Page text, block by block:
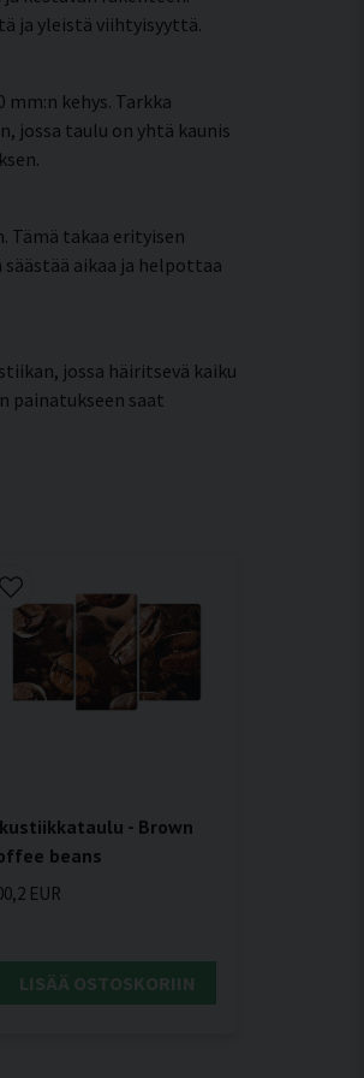
ja yleistä viihtyisyyttä.
kehys. Tarkka
jossa taulu on yhtä kaunis
Tämä takaa erityisen
aikaa ja helpottaa
jossa häiritsevä kaiku
painatukseen saat
- Brown
beans
EUR
LISÄÄ OSTOSKORIIN